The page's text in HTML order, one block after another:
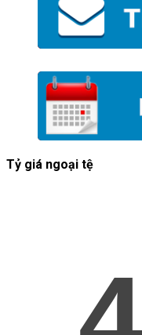
Tỷ giá ngoại tệ